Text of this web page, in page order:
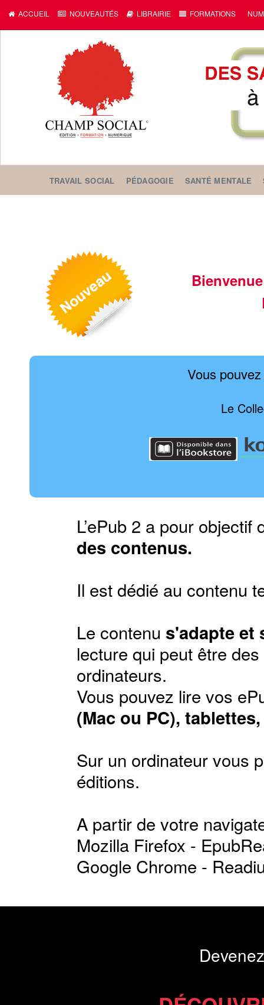
ACCUEIL NOUVEAUTÉS LIBRAIRIE FORMATIONS
TRAVAIL SOCIAL PÉDAGOGIE SANTÉ MENTALE
Vous
Le
L’ePub 2 a pour
des contenus.
Il est dédié au contenu
Le contenu s'adapte et
lecture qui peut être
ordinateurs.
Vous pouvez lire vos
(Mac ou PC),
Sur un ordinateur vous
éditions.
A partir de votre
Mozilla Firefox -
Google Chrome -